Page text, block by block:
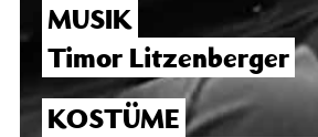
MUSIK
Timor Litzenberger
KOSTÜME